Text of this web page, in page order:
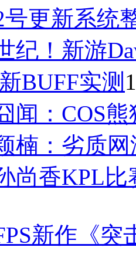
号更新系统
纪！新游
BUFF实测
闻：COS
楠：劣质
尚香KPL
新作《